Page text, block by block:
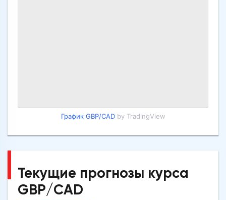
График GBP/CAD by TradingView
Текущие прогнозы курса
GBP/CAD